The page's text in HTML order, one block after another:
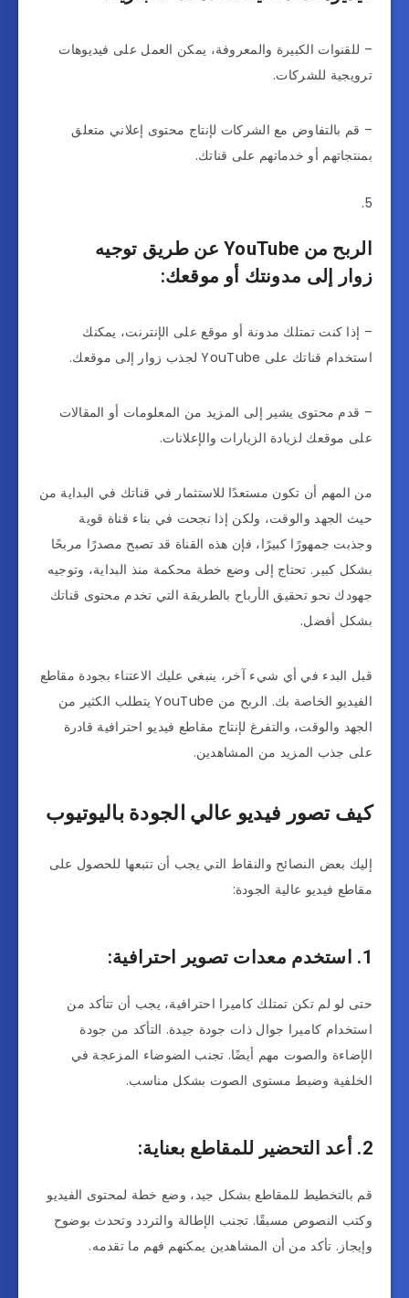
– للقنوات الكبيرة والمعروفة، يمكن العمل على فيديوهات
ترويجية للشركات.
– قم بالتفاوض مع الشركات لإنتاج محتوى إعلاني متعلق
بمنتجاتهم أو خدماتهم على قناتك.
الربح من YouTube عن طريق توجيه
زوار إلى مدونتك أو موقعك:
– إذا كنت تمتلك مدونة أو موقع على الإنترنت، يمكنك
استخدام قناتك على YouTube لجذب زوار إلى موقعك.
– قدم محتوى يشير إلى المزيد من المعلومات أو المقالات
على موقعك لزيادة الزيارات والإعلانات.
من المهم أن تكون مستعدًا للاستثمار في قناتك في البداية من
حيث الجهد والوقت، ولكن إذا نجحت في بناء قناة قوية
وجذبت جمهورًا كبيرًا، فإن هذه القناة قد تصبح مصدرًا مربحًا
بشكل كبير. تحتاج إلى وضع خطة محكمة منذ البداية، وتوجيه
جهودك نحو تحقيق الأرباح بالطريقة التي تخدم محتوى قناتك
بشكل أفضل.
قبل البدء في أي شيء آخر، ينبغي عليك الاعتناء بجودة مقاطع
الفيديو الخاصة بك. الربح من YouTube يتطلب الكثير من
الجهد والوقت، والتفرغ لإنتاج مقاطع فيديو احترافية قادرة
على جذب المزيد من المشاهدين.
كيف تصور فيديو عالي الجودة باليوتيوب
إليك بعض النصائح والنقاط التي يجب أن تتبعها للحصول على
مقاطع فيديو عالية الجودة:
1. استخدم معدات تصوير احترافية:
حتى لو لم تكن تمتلك كاميرا احترافية، يجب أن تتأكد من
استخدام كاميرا جوال ذات جودة جيدة. التأكد من جودة
الإضاءة والصوت مهم أيضًا. تجنب الضوضاء المزعجة في
الخلفية وضبط مستوى الصوت بشكل مناسب.
2. أعد التحضير للمقاطع بعناية:
قم بالتخطيط للمقاطع بشكل جيد، وضع خطة لمحتوى الفيديو
وكتب النصوص مسبقًا. تجنب الإطالة والتردد وتحدث بوضوح
وإيجاز. تأكد من أن المشاهدين يمكنهم فهم ما تقدمه.